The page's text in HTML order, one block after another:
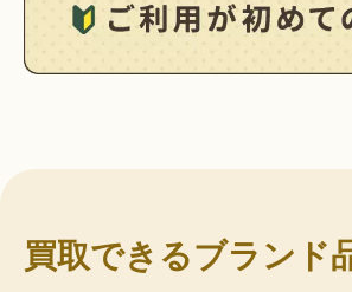
買取できるブランド